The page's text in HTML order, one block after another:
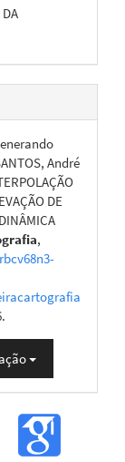
André
DE
,